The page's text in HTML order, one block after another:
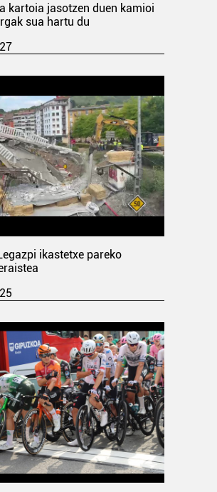
kartoia jasotzen duen kamioi
sua hartu du
ikastetxe pareko